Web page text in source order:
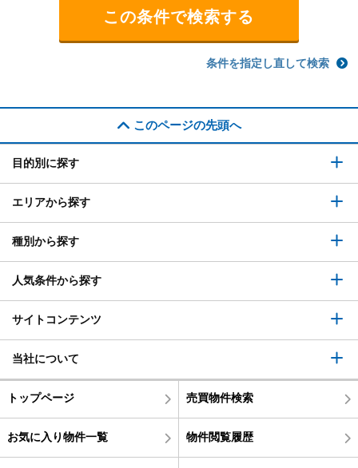
条件を指定し直して検索
このページの先頭へ
目的別に探す
エリアから探す
種別から探す
人気条件から探す
サイトコンテンツ
当社について
トップページ 売買物件検索
お気に入り物件一覧 物件閲覧履歴